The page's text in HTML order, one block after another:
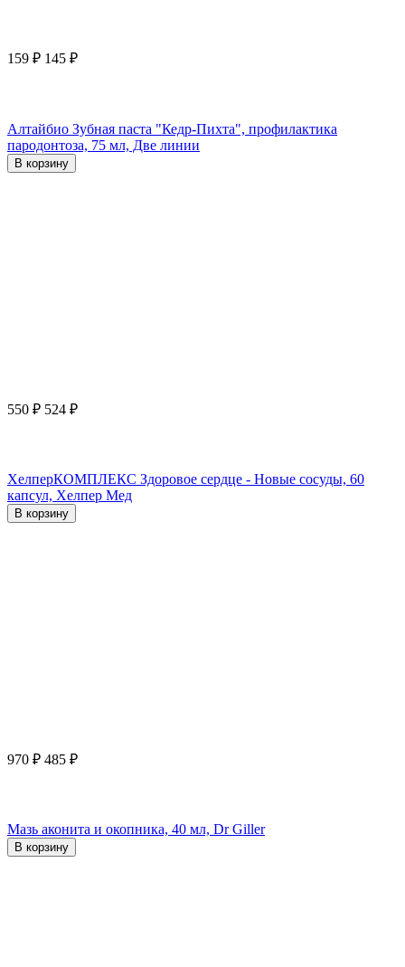
159 ₽ 145 ₽
Алтайбио Зубная паста "Кедр-Пихта", профилактика
пародонтоза, 75 мл, Две линии
В корзину
550 ₽ 524 ₽
ХелперКОМПЛЕКС Здоровое сердце - Новые сосуды, 60
капсул, Хелпер Мед
В корзину
970 ₽ 485 ₽
Мазь аконита и окопника, 40 мл, Dr Giller
В корзину